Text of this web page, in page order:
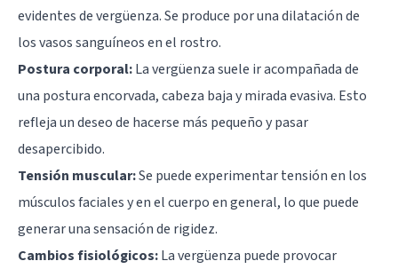
evidentes de vergüenza. Se produce por una dilatación de
los vasos sanguíneos en el rostro.
Postura corporal:La vergüenza suele ir acompañada de
una postura encorvada, cabeza baja y mirada evasiva. Esto
refleja un deseo de hacerse más pequeño y pasar
desapercibido.
Tensión muscular:Se puede experimentar tensión en los
músculos faciales y en el cuerpo en general, lo que puede
generar una sensación de rigidez.
Cambios fisiológicos:La vergüenza puede provocar